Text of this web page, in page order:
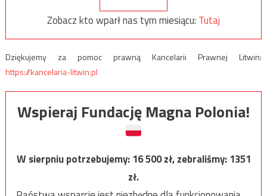
Zobacz kto wparł nas tym miesiącu: Tutaj
Dziękujemy za pomoc prawną Kancelarii Prawnej Litwin:
https://kancelaria-litwin.pl
Wspieraj Fundację Magna Polonia!
W sierpniu potrzebujemy:16 500zł, zebraliśmy:1351
zł.